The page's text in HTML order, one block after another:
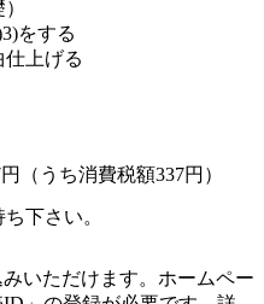
をする
上げる
（うち消費税額337円）
下さい。
いただけます。ホームペー